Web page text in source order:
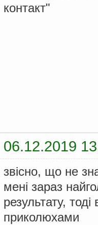
контакт"
06.12.2019
звісно, що не
мені зараз
результату,
приколюхами